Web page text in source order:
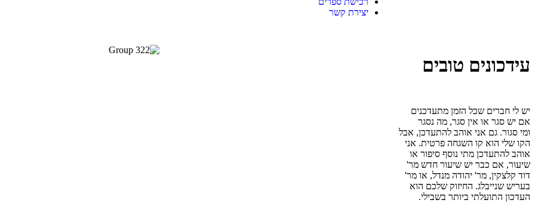
יצירת קשר
עידכונים טובים
יש לי חברים שכל הזמן מתעדכנים
אם יש סגר או אין סגר, מה נסגר
ומי סגור. גם אני אוהב להתעדכן, אבל
הקו שלי הוא קו השגחה פרטית. אני
אוהב להתעדכן מתי נוסף סיפור או
שיעור, אם כבר יש שיעור חדש מר'
דוד קלצקין, מר' יהודה מנדל, או מר'
בעריש שנייבלג. החיזוק שלכם הוא
העדכון התועלתי ביותר בשבילי.